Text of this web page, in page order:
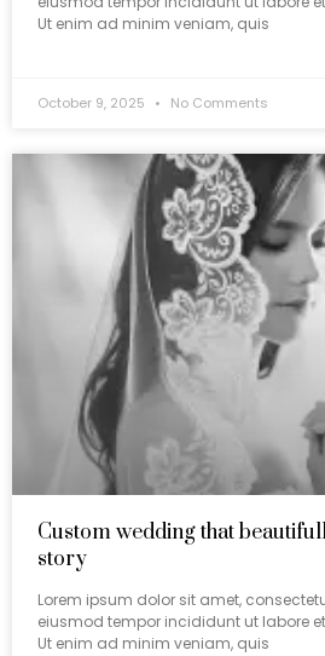
Ut enim ad minim veniam, quis
October 9, 2025 No Comments
Custom wedding that
story
Lorem ipsum dolor sit amet,
eiusmod tempor incididunt ut labore
Ut enim ad minim veniam, quis